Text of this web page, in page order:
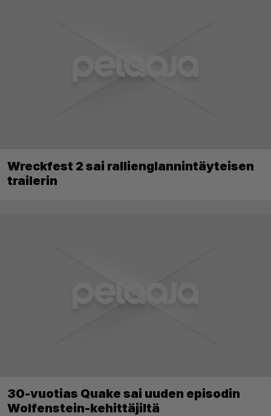
Wreckfest 2 sai rallienglannintäyteisen
trailerin
30-vuotias Quake sai uuden episodin
Wolfenstein-kehittäjiltä